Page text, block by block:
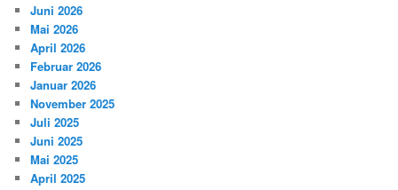
Juni 2026
Mai 2026
April 2026
Februar 2026
Januar 2026
November 2025
Juli 2025
Juni 2025
Mai 2025
April 2025